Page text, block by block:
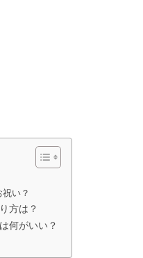
い？
方は？
何がいい？